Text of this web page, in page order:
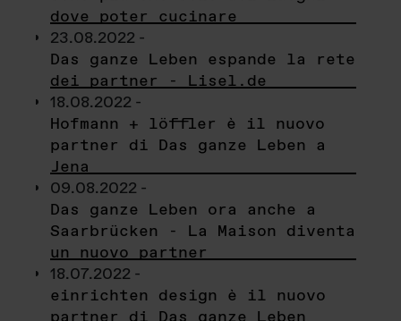
dove poter cucinare
23.08.2022 -
Das ganze Leben espande la rete
dei partner - Lisel.de
18.08.2022 -
Hofmann + löffler è il nuovo
partner di Das ganze Leben a
Jena
09.08.2022 -
Das ganze Leben ora anche a
Saarbrücken - La Maison diventa
un nuovo partner
18.07.2022 -
einrichten design è il nuovo
partner di Das ganze Leben